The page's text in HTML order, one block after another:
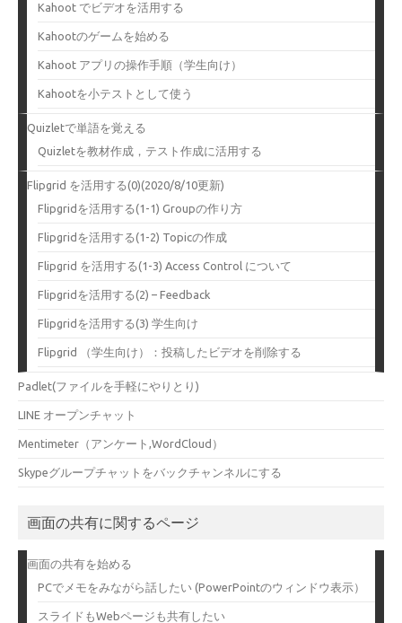
Kahoot でビデオを活用する
Kahootのゲームを始める
Kahoot アプリの操作手順（学生向け）
Kahootを小テストとして使う
Quizletで単語を覚える
Quizletを教材作成，テスト作成に活用する
Flipgrid を活用する(0)(2020/8/10更新)
Flipgridを活用する(1-1) Groupの作り方
Flipgridを活用する(1-2) Topicの作成
Flipgrid を活用する(1-3) Access Control について
Flipgridを活用する(2) – Feedback
Flipgridを活用する(3) 学生向け
Flipgrid （学生向け）：投稿したビデオを削除する
Padlet(ファイルを手軽にやりとり)
LINE オープンチャット
Mentimeter（アンケート,WordCloud）
Skypeグループチャットをバックチャンネルにする
画面の共有に関するページ
画面の共有を始める
PCでメモをみながら話したい (PowerPointのウィンドウ表示）
スライドもWebページも共有したい